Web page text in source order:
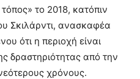
το 2018, κατόπιν
Σκιλάρντι, ανασκαφέα
ότι η περιοχή είναι
δραστηριότητας από την
χρόνους.